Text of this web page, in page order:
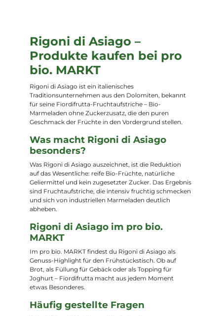
Rigoni di Asiago –
Produkte kaufen bei pro
bio. MARKT
Rigoni di Asiago ist ein italienisches
Traditionsunternehmen aus den Dolomiten, bekannt
für seine Fiordifrutta-Fruchtaufstriche – Bio-
Marmeladen ohne Zuckerzusatz, die den puren
Geschmack der Früchte in den Vordergrund stellen.
Was macht Rigoni di Asiago
besonders?
Was Rigoni di Asiago auszeichnet, ist die Reduktion
auf das Wesentliche: reife Bio-Früchte, natürliche
Geliermittel und kein zugesetzter Zucker. Das Ergebnis
sind Fruchtaufstriche, die intensiv fruchtig schmecken
und sich von industriellen Marmeladen deutlich
abheben.
Rigoni di Asiago im pro bio.
MARKT
Im pro bio. MARKT findest du Rigoni di Asiago als
Genuss-Highlight für den Frühstückstisch. Ob auf
Brot, als Füllung für Gebäck oder als Topping für
Joghurt – Fiordifrutta macht aus jedem Moment
etwas Besonderes.
Häufig gestellte Fragen